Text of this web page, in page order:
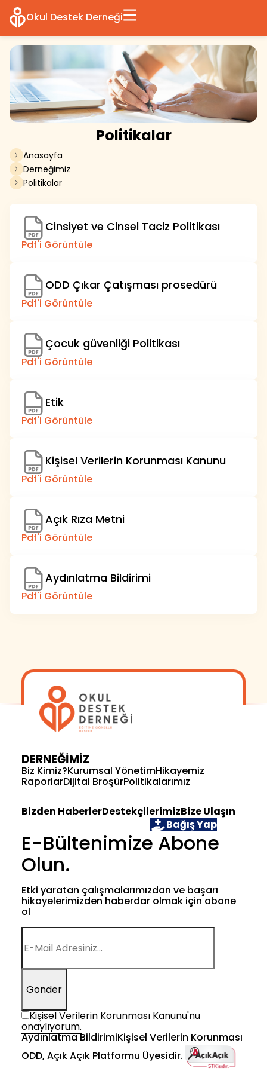
Okul Destek Derneği
Politikalar
Anasayfa
Derneğimiz
Politikalar
Cinsiyet ve Cinsel Taciz Politikası
Pdf'i Görüntüle
ODD Çıkar Çatışması prosedürü
Pdf'i Görüntüle
Çocuk güvenliği Politikası
Pdf'i Görüntüle
Etik
Pdf'i Görüntüle
Kişisel Verilerin Korunması Kanunu
Pdf'i Görüntüle
Açık Rıza Metni
Pdf'i Görüntüle
Aydınlatma Bildirimi
Pdf'i Görüntüle
DERNEĞİMİZ
Biz Kimiz?Kurumsal YönetimHikayemiz
RaporlarDijital BroşürPolitikalarımız
Bizden HaberlerDestekçilerimizBize Ulaşın
Bağış Yap
E-Bültenimize Abone
Olun.
Etki yaratan çalışmalarımızdan ve başarı
hikayelerimizden haberdar olmak için abone
ol
Gönder
Kişisel Verilerin Korunması Kanunu'nu
onaylıyorum.
Aydınlatma BildirimiKişisel Verilerin Korunması
ODD, Açık Açık Platformu Üyesidir.